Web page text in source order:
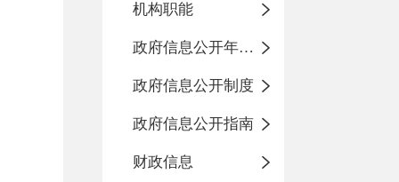
机构职能
政府信息公开年度报告
政府信息公开制度
政府信息公开指南
财政信息